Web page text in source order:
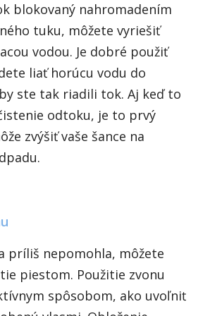
blokovaný nahromadením
tuku, môžete vyriešiť
vodou. Je dobré použiť
liať horúcu vodu do
ste tak riadili tok. Aj keď to
odtoku, je to prvý
zvýšiť vaše šance na
príliš nepomohla, môžete
piestom. Použitie zvonu
spôsobom, ako uvoľniť